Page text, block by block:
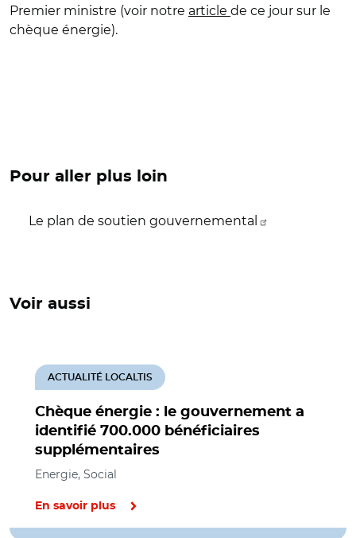
Premier ministre (voir notre article de ce jour sur le
chèque énergie).
Pour aller plus loin
Le plan de soutien gouvernemental
Voir aussi
Chèque énergie : le gouvernement a
identifié 700.000 bénéficiaires
supplémentaires
ACTUALITÉ LOCALTIS
Energie, Social
En savoir plus